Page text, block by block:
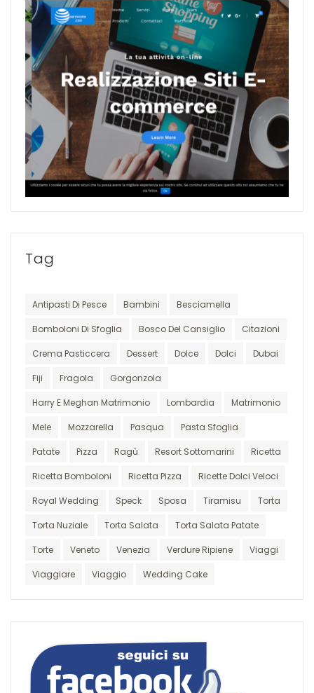
Tag
Antipasti Di Pesce Bambini Besciamella
Bomboloni Di Sfoglia Bosco Del Cansiglio Citazioni
Crema Pasticcera Dessert Dolce Dolci Dubai
Fiji Fragola Gorgonzola
Harry E Meghan Matrimonio Lombardia Matrimonio
Mele Mozzarella Pasqua Pasta Sfoglia
Patate Pizza Ragù Resort Sottomarini Ricetta
Ricetta Bomboloni Ricetta Pizza Ricette Dolci Veloci
Royal Wedding Speck Sposa Tiramisu Torta
Torta Nuziale Torta Salata Torta Salata Patate
Torte Veneto Venezia Verdure Ripiene Viaggi
Viaggiare Viaggio Wedding Cake